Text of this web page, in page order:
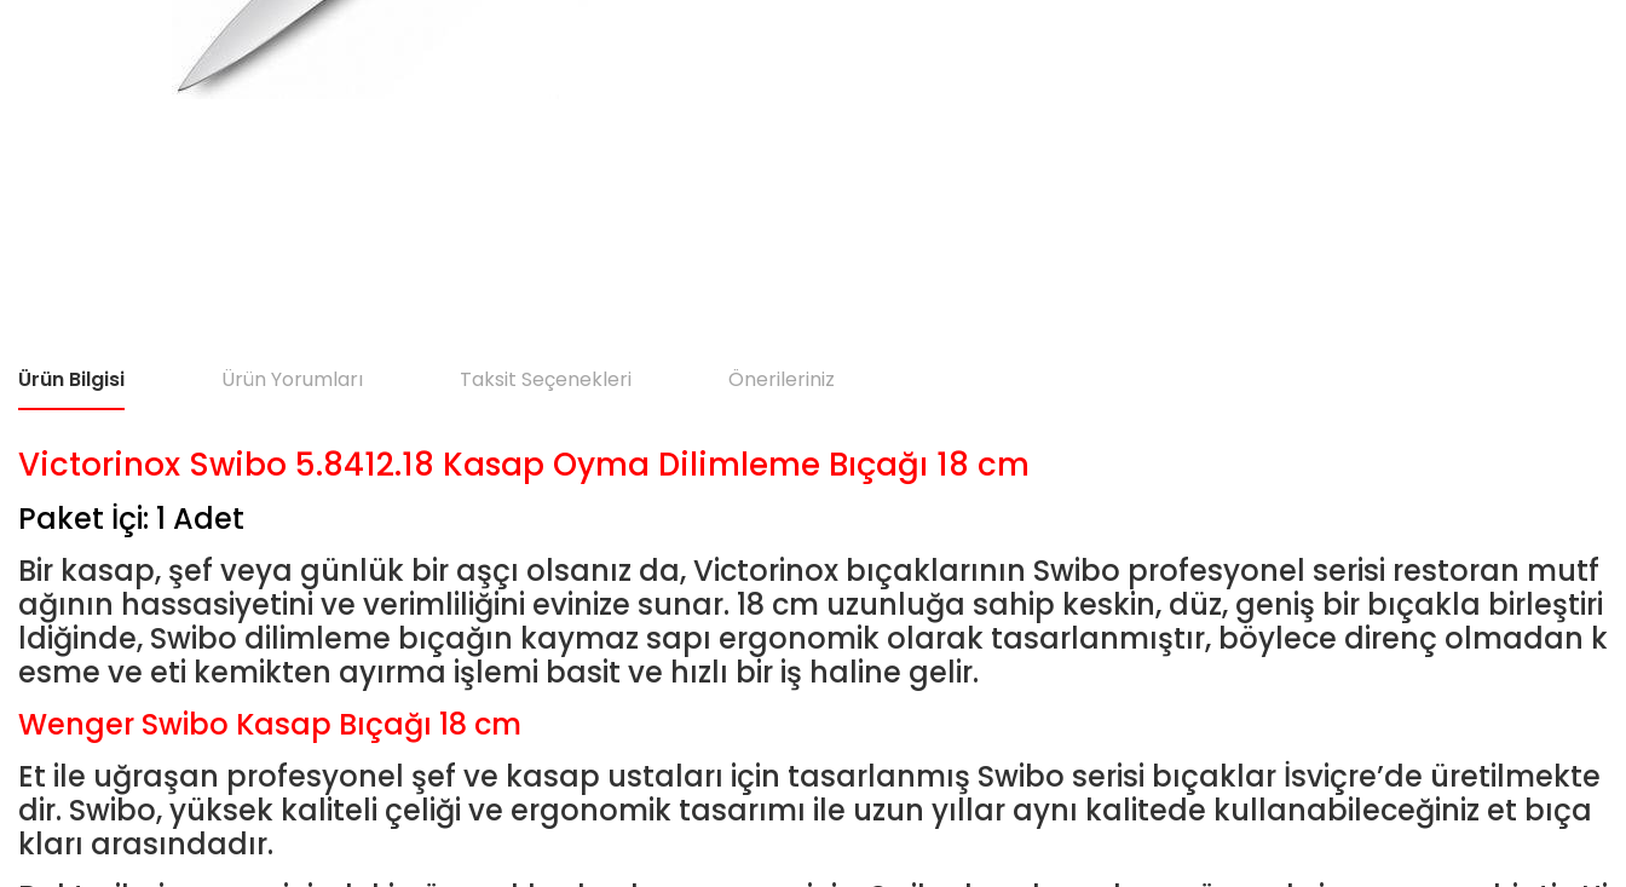
Ürün Bilgisi Ürün Yorumları Taksit Seçenekleri Önerileriniz
Victorinox Swibo 5.8412.18 Kasap Oyma Dilimleme Bıçağı 18 cm
Paket İçi: 1 Adet
Bir kasap, şef veya günlük bir aşçı olsanız da, Victorinox bıçaklarının Swibo profesyonel serisi restoran mutf
ağının hassasiyetini ve verimliliğini evinize sunar. 18 cm uzunluğa sahip keskin, düz, geniş bir bıçakla birleştiri
ldiğinde, Swibo dilimleme bıçağın kaymaz sapı ergonomik olarak tasarlanmıştır, böylece direnç olmadan k
esme ve eti kemikten ayırma işlemi basit ve hızlı bir iş haline gelir.
Wenger Swibo Kasap Bıçağı 18 cm
Et ile uğraşan profesyonel şef ve kasap ustaları için tasarlanmış Swibo serisi bıçaklar İsviçre’de üretilmekte
dir. Swibo, yüksek kaliteli çeliği ve ergonomik tasarımı ile uzun yıllar aynı kalitede kullanabileceğiniz et bıça
kları arasındadır.